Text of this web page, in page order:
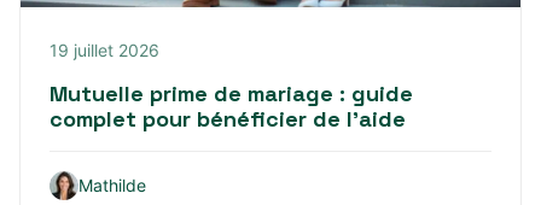
19 juillet 2026
Mutuelle prime de mariage : guide
complet pour bénéficier de l’aide
Mathilde